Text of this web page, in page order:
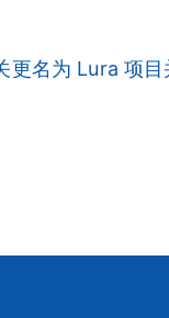
更名为 Lura 项